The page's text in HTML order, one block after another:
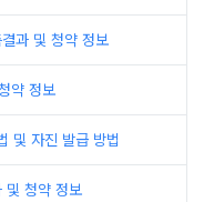
과 및 청약 정보
약 정보
및 자진 발급 방법
및 청약 정보